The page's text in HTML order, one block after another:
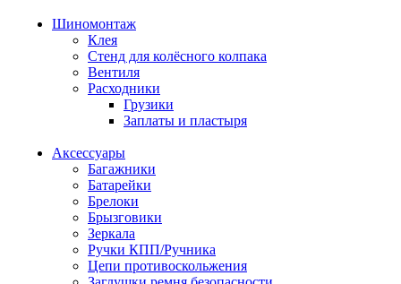
Шиномонтаж
Клея
Стенд для колёсного колпака
Вентиля
Расходники
Грузики
Заплаты и пластыря
Аксессуары
Багажники
Батарейки
Брелоки
Брызговики
Зеркала
Ручки КПП/Ручника
Цепи противоскольжения